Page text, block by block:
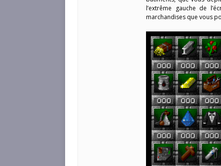
l’extrême gauche de
marchandises que vous